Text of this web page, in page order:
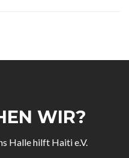
WIR?
Halle hilft Haiti e.V.